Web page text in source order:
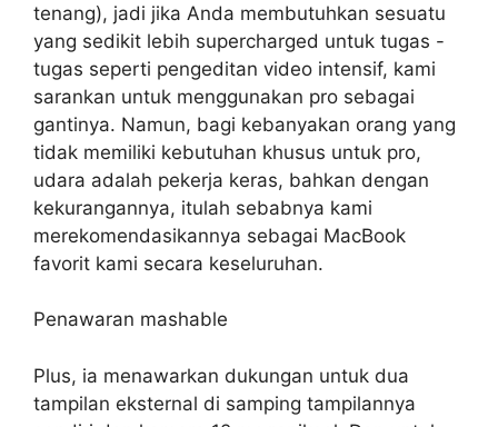
tenang), jadi jika Anda membutuhkan sesuatu
yang sedikit lebih supercharged untuk tugas -
tugas seperti pengeditan video intensif, kami
sarankan untuk menggunakan pro sebagai
gantinya. Namun, bagi kebanyakan orang yang
tidak memiliki kebutuhan khusus untuk pro,
udara adalah pekerja keras, bahkan dengan
kekurangannya, itulah sebabnya kami
merekomendasikannya sebagai MacBook
favorit kami secara keseluruhan.
Penawaran mashable
Plus, ia menawarkan dukungan untuk dua
tampilan eksternal di samping tampilannya